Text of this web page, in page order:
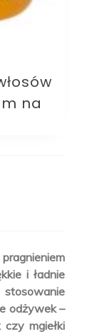
na
i ładnie
odżywek –
mgiełki